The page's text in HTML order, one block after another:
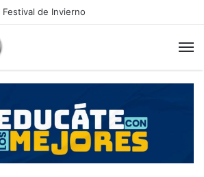
de Invierno